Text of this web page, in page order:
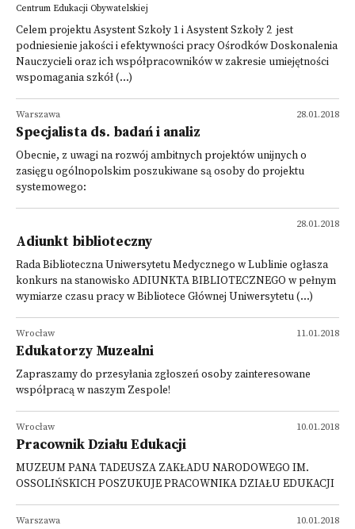
Centrum Edukacji Obywatelskiej
Celem projektu Asystent Szkoły 1 i Asystent Szkoły 2 jest
podniesienie jakości i efektywności pracy Ośrodków Doskonalenia
Nauczycieli oraz ich współpracowników w zakresie umiejętności
wspomagania szkół (...)
28.01.2018
Warszawa
Specjalista ds. badań i analiz
Obecnie, z uwagi na rozwój ambitnych projektów unijnych o
zasięgu ogólnopolskim poszukiwane są osoby do projektu
systemowego:
28.01.2018
Adiunkt biblioteczny
Rada Biblioteczna Uniwersytetu Medycznego w Lublinie ogłasza
konkurs na stanowisko ADIUNKTA BIBLIOTECZNEGO w pełnym
wymiarze czasu pracy w Bibliotece Głównej Uniwersytetu (...)
11.01.2018
Wrocław
Edukatorzy Muzealni
Zapraszamy do przesyłania zgłoszeń osoby zainteresowane
współpracą w naszym Zespole!
10.01.2018
Wrocław
Pracownik Działu Edukacji
MUZEUM PANA TADEUSZA ZAKŁADU NARODOWEGO IM.
OSSOLIŃSKICH POSZUKUJE PRACOWNIKA DZIAŁU EDUKACJI
10.01.2018
Warszawa